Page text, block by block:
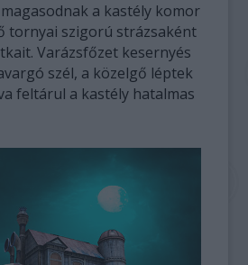
a kastély komor
tornyai szigorú strázsaként
Varázsfőzet kesernyés
szél, a közelgő léptek
feltárul a kastély hatalmas